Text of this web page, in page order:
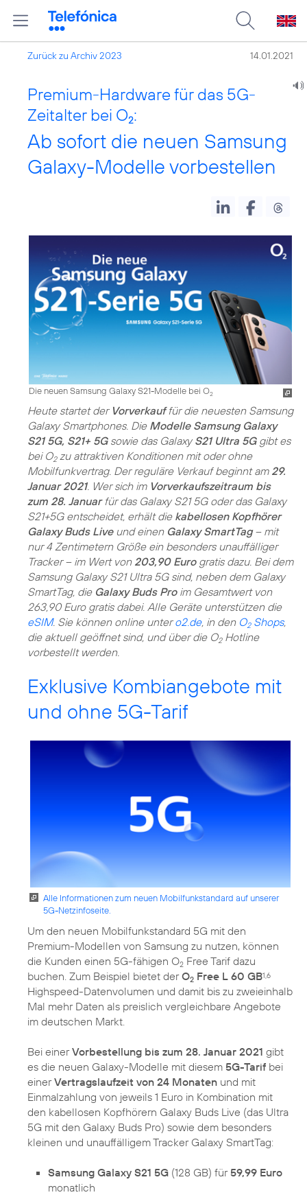
Zurück zu Archiv 2023 14.01.2021
Premium-Hardware für das 5G-
Zeitalter bei O2:
Ab sofort die neuen Samsung
Galaxy-Modelle vorbestellen
Die neuen Samsung Galaxy S21-Modelle bei O2
Heute startet der Vorverkauffür die neuesten Samsung
Galaxy Smartphones. Die Modelle Samsung Galaxy
S21 5G, S21+ 5Gsowie das GalaxyS21 Ultra 5Ggibt es
bei O2zu attraktiven Konditionen mit oder ohne
Mobilfunkvertrag. Der reguläre Verkauf beginnt am 29.
Januar 2021. Wer sich im Vorverkaufszeitraum bis
zum 28. Januarfür das Galaxy S21 5G oder das Galaxy
S21+5G entscheidet, erhält die kabellosen Kopfhörer
Galaxy Buds Liveund einen Galaxy SmartTag– mit
nur 4 Zentimetern Größe ein besonders unauffälliger
Tracker – im Wert von 203,90 Eurogratis dazu. Bei dem
Samsung Galaxy S21 Ultra 5G sind, neben dem Galaxy
SmartTag, die Galaxy Buds Proim Gesamtwert von
263,90 Euro gratis dabei. Alle Geräte unterstützen die
eSIM. Sie können online untero2.de, in den O2Shops,
die aktuell geöffnet sind, und über die O2Hotline
vorbestellt werden.
Exklusive Kombiangebote mit
und ohne 5G-Tarif
Alle Informationen zum neuen Mobilfunkstandard auf unserer
5G-Netzinfoseite.
Um den neuen Mobilfunkstandard 5G mit den
Premium-Modellen von Samsung zu nutzen, können
die Kunden einen 5G-fähigen O2 Free Tarif dazu
buchen. Zum Beispiel bietet derO2 Free L 60 GB1,6
Highspeed-Datenvolumen und damit bis zu zweieinhalb
Mal mehr Daten als preislich vergleichbare Angebote
im deutschen Markt.
Bei einerVorbestellung bis zum 28. Januar 2021 gibt
es die neuen Galaxy-Modelle mit diesem 5G-Tarif bei
einerVertragslaufzeit von 24 Monaten und mit
Einmalzahlung von jeweils 1 Euro in Kombination mit
den kabellosen Kopfhörern Galaxy Buds Live (das Ultra
5G mit den Galaxy Buds Pro) sowie dem besonders
kleinen und unauffälligem Tracker Galaxy SmartTag:
Samsung Galaxy S21 5G (128 GB) für59,99 Euro
monatlich